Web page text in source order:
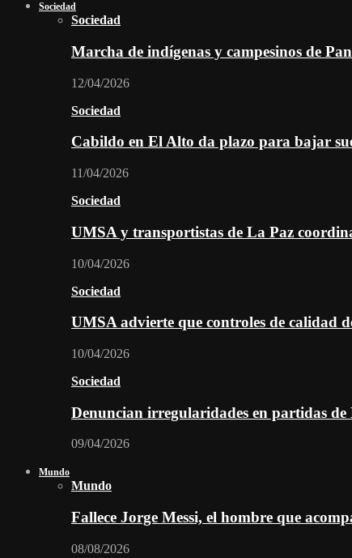
Sociedad
Sociedad
Marcha de indígenas y campesinos de
12/04/2026
Sociedad
Cabildo en El Alto da plazo para bajar
11/04/2026
Sociedad
UMSA y transportistas de La Paz
10/04/2026
Sociedad
UMSA advierte que controles de calidad
10/04/2026
Sociedad
Denuncian irregularidades en partidas de
09/04/2026
Mundo
Mundo
Fallece Jorge Messi, el hombre que
08/08/2026